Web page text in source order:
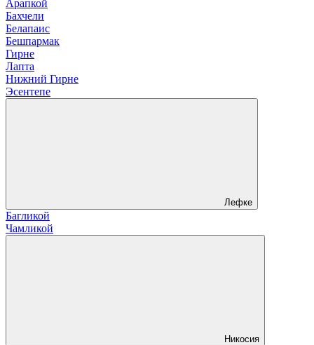
Арапкой
Бахчели
Белапаис
Бешпармак
Гирне
Лапта
Нижний Гирне
Эсентепе
Лефке
Багликой
Чамликой
Никосия